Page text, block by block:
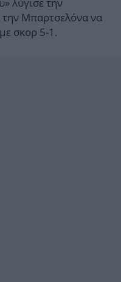
λύγισε την
την Μπαρτσελόνα να
σκορ 5-1.